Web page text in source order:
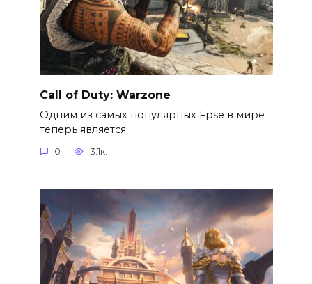
Call of Duty: Warzone
Одним из самых популярных Fpse в мире
теперь является
0 3.1к.